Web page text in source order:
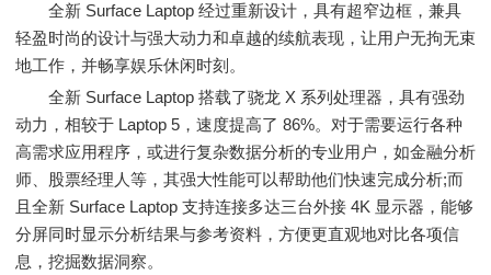
全新 Surface Laptop 经过重新设计，具有超窄边框，兼具
轻盈时尚的设计与强大动力和卓越的续航表现，让用户无拘无束
地工作，并畅享娱乐休闲时刻。
全新 Surface Laptop 搭载了骁龙 X 系列处理器，具有强劲
动力，相较于 Laptop 5，速度提高了 86%。对于需要运行各种
高需求应用程序，或进行复杂数据分析的专业用户，如金融分析
师、股票经理人等，其强大性能可以帮助他们快速完成分析;而
且全新 Surface Laptop 支持连接多达三台外接 4K 显示器，能够
分屏同时显示分析结果与参考资料，方便更直观地对比各项信
息，挖掘数据洞察。